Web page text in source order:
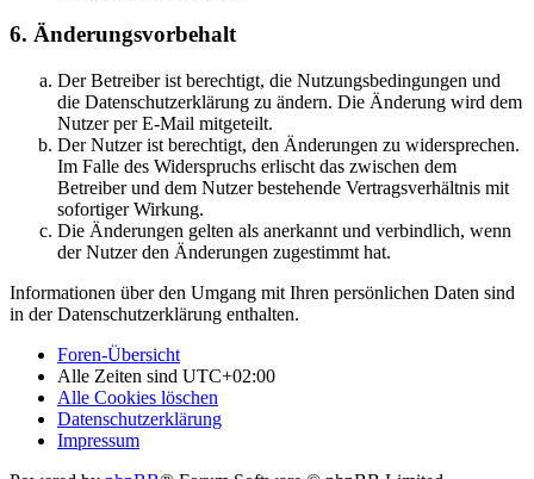
6. Änderungsvorbehalt
Der Betreiber ist berechtigt, die Nutzungsbedingungen und
die Datenschutzerklärung zu ändern. Die Änderung wird dem
Nutzer per E-Mail mitgeteilt.
Der Nutzer ist berechtigt, den Änderungen zu widersprechen.
Im Falle des Widerspruchs erlischt das zwischen dem
Betreiber und dem Nutzer bestehende Vertragsverhältnis mit
sofortiger Wirkung.
Die Änderungen gelten als anerkannt und verbindlich, wenn
der Nutzer den Änderungen zugestimmt hat.
Informationen über den Umgang mit Ihren persönlichen Daten sind
in der Datenschutzerklärung enthalten.
Foren-Übersicht
Alle Zeiten sind UTC+02:00
Alle Cookies löschen
Datenschutzerklärung
Impressum